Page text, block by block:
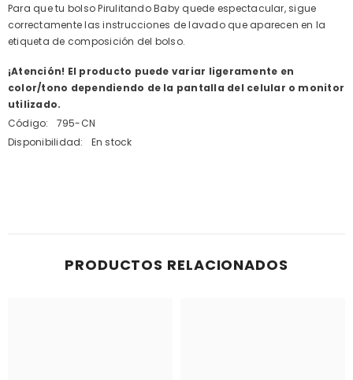
Para que tu bolso Pirulitando Baby quede espectacular, sigue
correctamente las instrucciones de lavado que aparecen en la
etiqueta de composición del bolso.
¡Atención! El producto puede variar ligeramente en
color/tono dependiendo de la pantalla del celular o monitor
utilizado.
Código:
795-CN
Disponibilidad:
En stock
PRODUCTOS RELACIONADOS